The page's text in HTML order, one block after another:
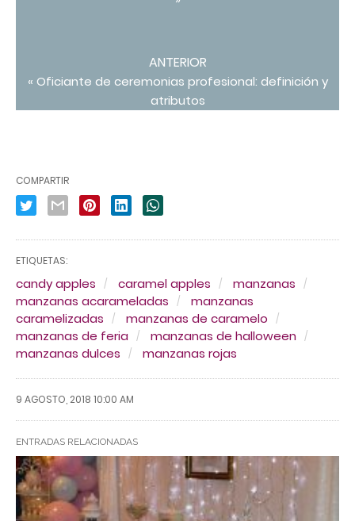
ANTERIOR
« Oficiante de ceremonias profesional: definición y
atributos
COMPARTIR
ETIQUETAS:
candy apples caramel apples
manzanas
manzanas acarameladas
manzanas
caramelizadas
manzanas de caramelo
manzanas de feria
manzanas de halloween
manzanas dulces
manzanas rojas
9 AGOSTO, 2018 10:00 AM
ENTRADAS RELACIONADAS